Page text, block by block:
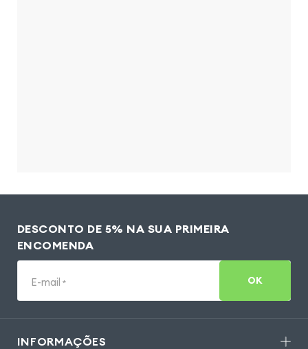
DESCONTO DE 5% NA SUA PRIMEIRA
ENCOMENDA
E-mail * OK
INFORMAÇÕES